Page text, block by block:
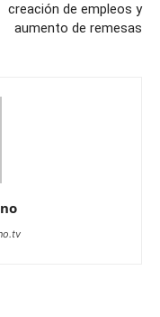
creación de empleos y
aumento de remesas